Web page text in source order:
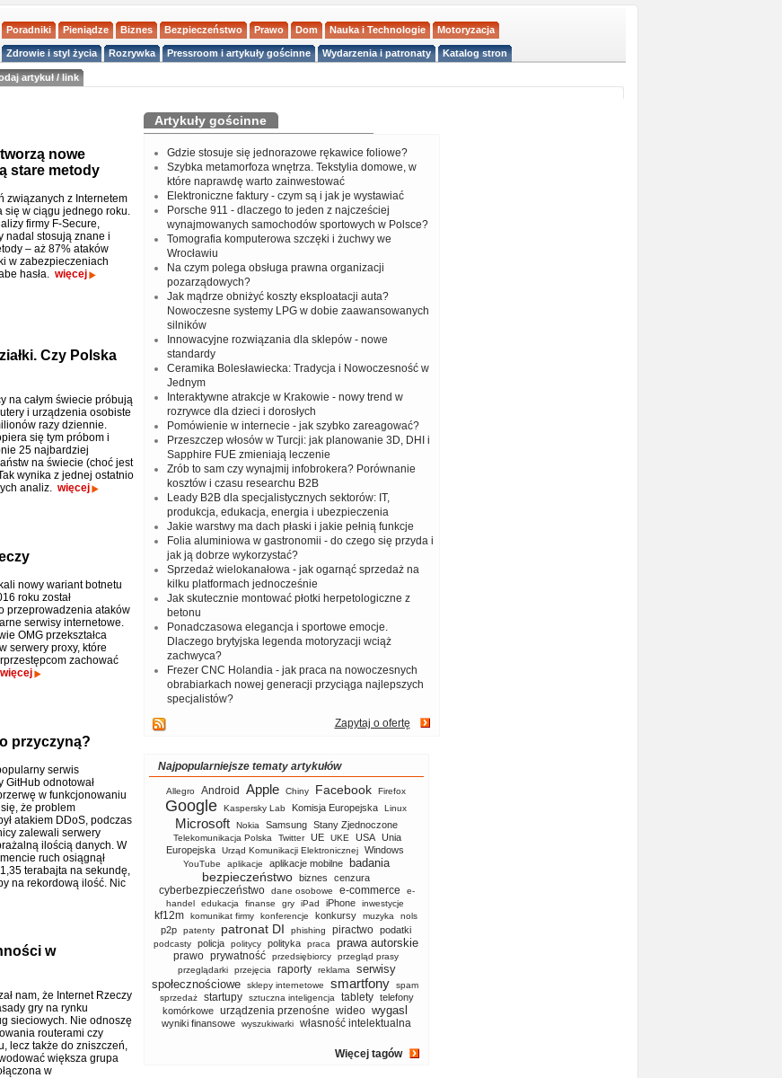
Poradniki Pieniądze Biznes Bezpieczeństwo Prawo Dom Nauka i Technologie Motoryzacja
Zdrowie i styl życia Rozrywka Pressroom i artykuły gościnne Wydarzenia i patronaty Katalog stron
artykuł / link
nowe
stare metody
związanych z Internetem
się w ciągu jednego roku.
firmy F-Secure,
nadal stosują znane i
– aż 87% ataków
w zabezpieczeniach
hasła. więcej
Czy Polska
na całym świecie próbują
i urządzenia osobiste
razy dziennie.
się tym próbom i
25 najbardziej
na świecie (choć jest
wynika z jednej ostatnio
analiz. więcej
nowy wariant botnetu
roku został
przeprowadzenia ataków
serwisy internetowe.
OMG przekształca
serwery proxy, które
zachować
więcej
przyczyną?
serwis
GitHub odnotował
w funkcjonowaniu
się, że problem
atakiem DDoS, podczas
zalewali serwery
ilością danych. W
ruch osiągnął
terabajta na sekundę,
na rekordową ilość. Nic
w
nam, że Internet Rzeczy
gry na rynku
sieciowych. Nie odnoszę
routerami czy
lecz także do zniszczeń,
większa grupa
w
Artykuły gościnne
Gdzie stosuje się jednorazowe rękawice foliowe?
Szybka metamorfoza wnętrza. Tekstylia domowe, w
które naprawdę warto zainwestować
Elektroniczne faktury - czym są i jak je wystawiać
Porsche 911 - dlaczego to jeden z najcześciej
wynajmowanych samochodów sportowych w Polsce?
Tomografia komputerowa szczęki i żuchwy we
Wrocławiu
Na czym polega obsługa prawna organizacji
pozarządowych?
Jak mądrze obniżyć koszty eksploatacji auta?
Nowoczesne systemy LPG w dobie zaawansowanych
silników
Innowacyjne rozwiązania dla sklepów - nowe
standardy
Ceramika Bolesławiecka: Tradycja i Nowoczesność w
Jednym
Interaktywne atrakcje w Krakowie - nowy trend w
rozrywce dla dzieci i dorosłych
Pomówienie w internecie - jak szybko zareagować?
Przeszczep włosów w Turcji: jak planowanie 3D, DHI i
Sapphire FUE zmieniają leczenie
Zrób to sam czy wynajmij infobrokera? Porównanie
kosztów i czasu researchu B2B
Leady B2B dla specjalistycznych sektorów: IT,
produkcja, edukacja, energia i ubezpieczenia
Jakie warstwy ma dach płaski i jakie pełnią funkcje
Folia aluminiowa w gastronomii - do czego się przyda i
jak ją dobrze wykorzystać?
Sprzedaż wielokanałowa - jak ogarnąć sprzedaż na
kilku platformach jednocześnie
Jak skutecznie montować płotki herpetologiczne z
betonu
Ponadczasowa elegancja i sportowe emocje.
Dlaczego brytyjska legenda motoryzacji wciąż
zachwyca?
Frezer CNC Holandia - jak praca na nowoczesnych
obrabiarkach nowej generacji przyciąga najlepszych
specjalistów?
Zapytaj o ofertę
Najpopularniejsze tematy artykułów
Allegro Android Apple Chiny Facebook Firefox
Google Kaspersky Lab Komisja Europejska Linux
Microsoft Nokia Samsung Stany Zjednoczone
Telekomunikacja Polska Twitter UE UKE USA
Unia
Europejska
Urząd Komunikacji Elektronicznej Windows
YouTube aplikacje aplikacje mobilne badania
bezpieczeństwo biznes cenzura
cyberbezpieczeństwo dane osobowe e-commerce
e-
handel
edukacja finanse gry iPad iPhone inwestycje
kf12m komunikat firmy konferencje konkursy muzyka nols
p2p patenty patronat DI phishing piractwo podatki
podcasty policja politycy polityka praca prawa autorskie
prawo prywatność przedsiębiorcy
przegląd prasy
przeglądarki
przejęcia raporty reklama
serwisy
społecznościowe
sklepy internetowe smartfony
spam
sprzedaż
startupy sztuczna inteligencja tablety telefony
komórkowe urządzenia przenośne wideo wygasl
wyniki finansowe wyszukiwarki własność intelektualna
Więcej tagów